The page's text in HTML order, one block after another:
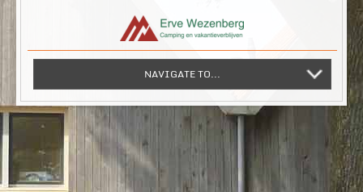
NAVIGATE TO...